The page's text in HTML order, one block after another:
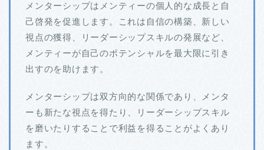
メンターシップはメンティーの個人的な成長と自
己啓発を促進します。これは自信の構築、新しい
視点の獲得、リーダーシップスキルの発展など、
メンティーが自己のポテンシャルを最大限に引き
出すのを助けます。
メンターシップは双方向的な関係であり、メンタ
ーも新たな視点を得たり、リーダーシップスキル
を磨いたりすることで利益を得ることがよくあり
ます。